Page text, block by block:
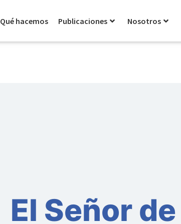
Qué hacemos Publicaciones Nosotros
El Señor